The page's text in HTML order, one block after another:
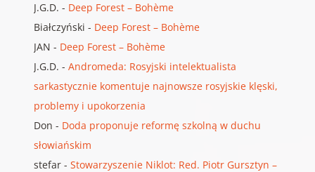
J.G.D. - Deep Forest – Bohème
Białczyński - Deep Forest – Bohème
JAN - Deep Forest – Bohème
J.G.D. - Andromeda: Rosyjski intelektualista
sarkastycznie komentuje najnowsze rosyjskie klęski,
problemy i upokorzenia
Don - Doda proponuje reformę szkolną w duchu
słowiańskim
stefar- Stowarzyszenie Niklot: Red. Piotr Gursztyn –